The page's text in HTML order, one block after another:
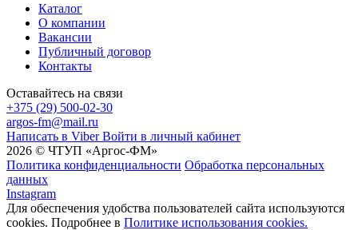
Каталог
О компании
Вакансии
Публичный договор
Контакты
Оставайтесь на связи
+375 (29) 500-02-30
argos-fm@mail.ru
Написать в Viber Войти в личный кабинет
2026 © ЧТУП «Аргос-ФМ»
Политика конфиденциальности Обработка персональных
данных
Instagram
Для обеспечения удобства пользователей сайта используются
cookies. Подробнее в Политике использования cookies.